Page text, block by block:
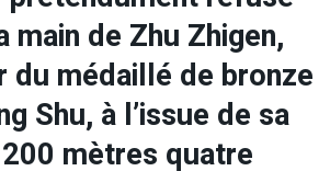
main de Zhu Zhigen,
du médaillé de bronze
Shu, à l’issue de sa
mètres quatre